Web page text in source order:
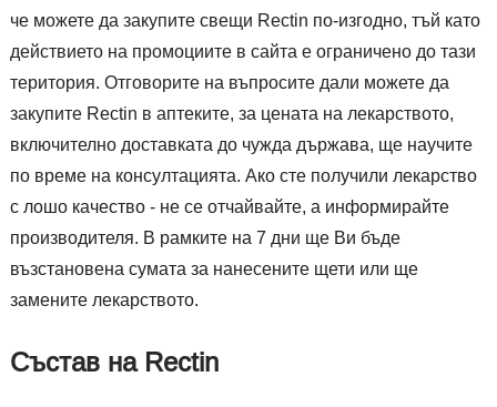
че можете да закупите свещи Rectin по-изгодно, тъй като
действието на промоциите в сайта е ограничено до тази
територия. Отговорите на въпросите дали можете да
закупите Rectin в аптеките, за цената на лекарството,
включително доставката до чужда държава, ще научите
по време на консултацията. Ако сте получили лекарство
с лошо качество - не се отчайвайте, а информирайте
производителя. В рамките на 7 дни ще Ви бъде
възстановена сумата за нанесените щети или ще
замените лекарството.
Състав на Rectin